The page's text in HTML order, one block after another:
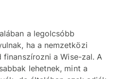
a legolcsóbb
ha a nemzetközi
a Wise-zal. A
lehetnek, mint a